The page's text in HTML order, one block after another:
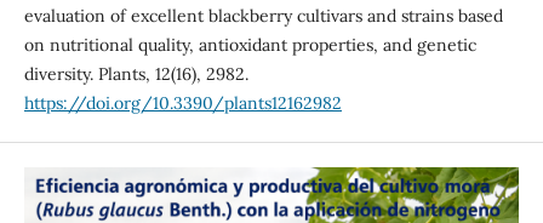
evaluation of excellent blackberry cultivars and strains based
on nutritional quality, antioxidant properties, and genetic
diversity. Plants, 12(16), 2982.
https://doi.org/10.3390/plants12162982